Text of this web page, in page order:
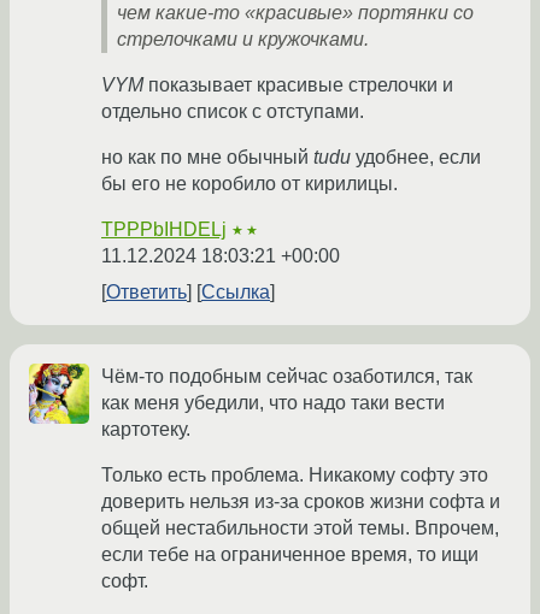
чем какие-то «красивые» портянки со
стрелочками и кружочками.
VYMпоказывает красивые стрелочки и
отдельно список с отступами.
но как по мне обычный tudu удобнее, если
бы его не коробило от кирилицы.
TPPPbIHDELj ★★
11.12.2024 18:03:21 +00:00
Ответить
Ссылка
Чём-то подобным сейчас озаботился, так
как меня убедили, что надо таки вести
картотеку.
Только есть проблема. Никакому софту это
доверить нельзя из-за сроков жизни софта и
общей нестабильности этой темы. Впрочем,
если тебе на ограниченное время, то ищи
софт.